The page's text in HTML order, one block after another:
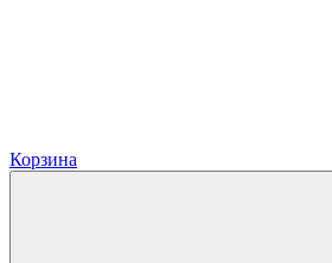
Корзина